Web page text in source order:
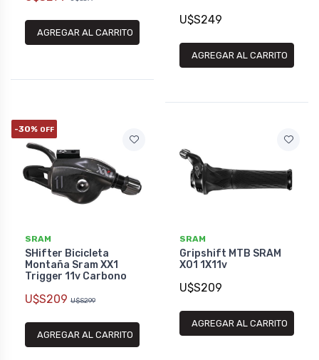
AGREGAR AL CARRITO
U$S249
AGREGAR AL CARRITO
-30% OFF
SRAM
SHifter Bicicleta
Montaña Sram XX1
Trigger 11v Carbono
U$S209 U$S299
AGREGAR AL CARRITO
SRAM
Gripshift MTB SRAM
X01 1X11v
U$S209
AGREGAR AL CARRITO